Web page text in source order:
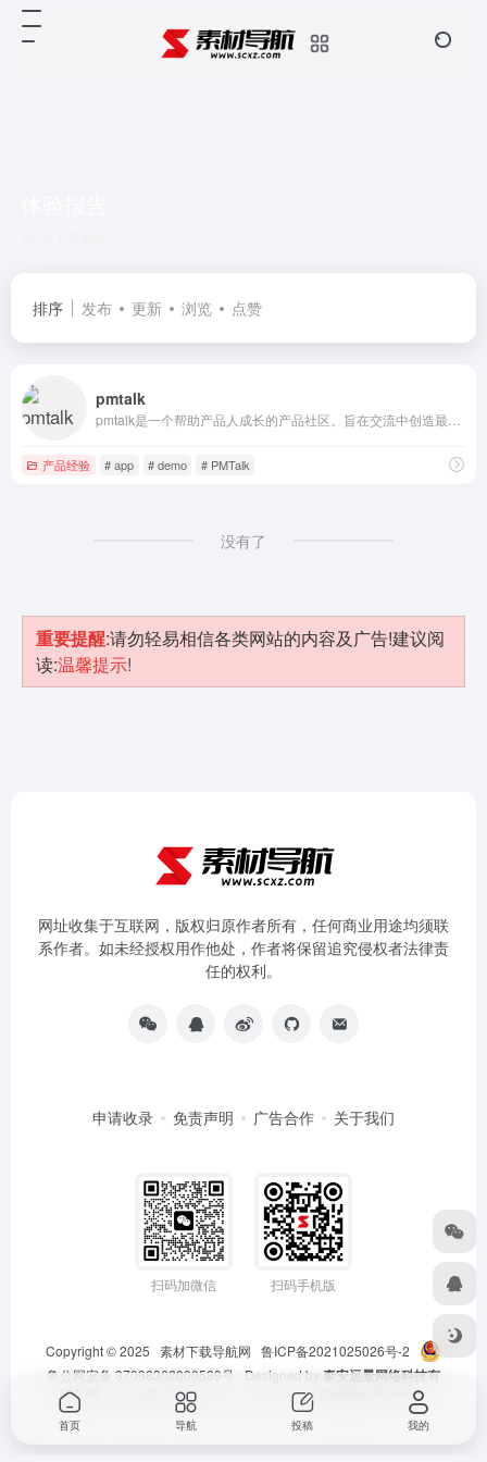
排序 发布 更新 浏览 点赞
pmtalk
产品经验 # app # demo # PMTalk
没有了
重要提醒:请勿轻易相信各类网站的内容及广告!建议阅
读:温馨提示!
网址收集于互联网，版权归原作者所有，任何商业用途均须联
系作者。如未经授权用作他处，作者将保留追究侵权者法律责
任的权利。
申请收录 免责声明 广告合作 关于我们
扫码加微信 扫码手机版
Copyright © 2025 素材下载导航网 鲁ICP备2021025026号-2
鲁公网安备 37098302000589号
Designed by 泰安远景网络科技有
限公司
已收录站点：11715 个 由 强力驱动
首页 导航 投稿 我的